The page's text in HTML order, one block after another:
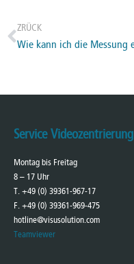
ZRÜCK
Service Videozentrierung
Montag bis Freitag
8 – 17 Uhr
T. +49 (0) 39361-967-17
F. +49 (0) 39361-969-475
hotline@visusolution.com
Teamviewer